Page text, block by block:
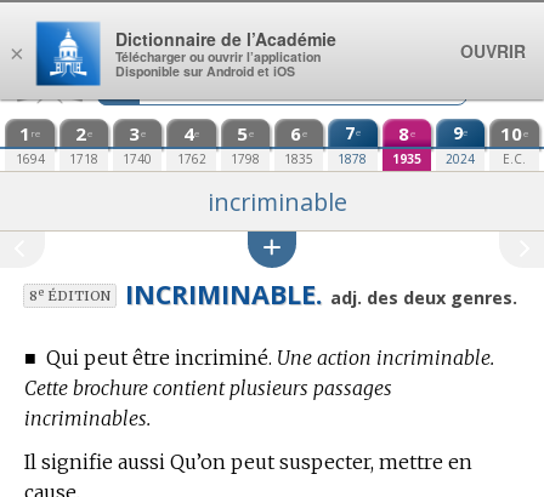
Aller au contenu
1 re
1694
2e
1718
3e
1740
4e
1762
5e
1798
6e
1835
7e
1878
8e
1935
9e
2024
10e
E.C.
incriminable
8eÉDITION INCRIMINABLE. adj. des deux genres.
■ Qui peut être incriminé. Une action incriminable.
Cette brochure contient plusieurs passages
incriminables.
Il signifie aussi Qu’on peut suspecter, mettre en
cause.
×
Dictionnaire de l’Académie
Télécharger ou ouvrir l’application
Disponible sur Android et iOS
OUVRIR